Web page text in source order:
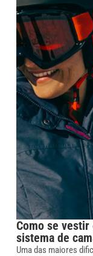
Como se
sistema de
Uma das maiores